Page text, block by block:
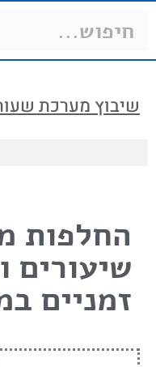
שיבוץ מערכת
החלפות
שיעורים
זמניים